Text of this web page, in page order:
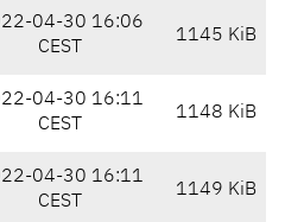
04-30 16:06
CEST
1145 KiB
04-30 16:11
CEST
1148 KiB
04-30 16:11
CEST
1149 KiB